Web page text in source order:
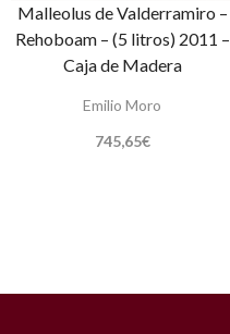
Malleolus de Valderramiro –
Rehoboam – (5 litros) 2011 –
Caja de Madera
Emilio Moro
745,65€